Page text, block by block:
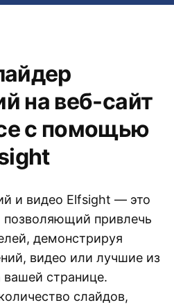
на веб-сайт
с помощью
и видео Elfsight — это
позволяющий привлечь
демонстрируя
видео или лучшие из
странице.
слайдов,